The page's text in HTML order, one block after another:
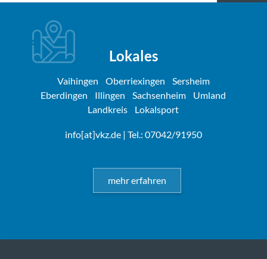
Lokales
Vaihingen Oberriexingen
Sersheim
Eberdingen
Illingen Sachsenheim
Umland
Landkreis
Lokalsport
info[at]vkz.de| Tel.: 07042/91950
mehr erfahren